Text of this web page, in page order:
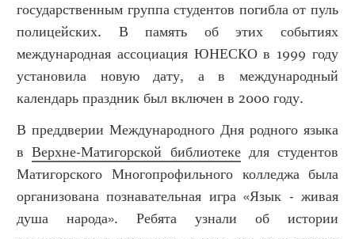
государственным группа студентов погибла от пуль
полицейских. В память об этих событиях
международная ассоциация ЮНЕСКО в 1999 году
установила новую дату, а в международный
календарь праздник был включен в 2000 году.
В преддверии Международного Дня родного языка
вВерхне-Матигорской библиотекедля студентов
Матигорского Многопрофильного колледжа была
организована познавательная игра «Язык - живая
душа народа». Ребята узнали об истории